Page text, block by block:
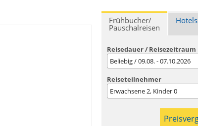
Frühbucher/
Pauschalreisen
Hotels
Reisedauer / Reisezeitraum
Beliebig / 09.08. - 07.10.2026
Reiseteilnehmer
Erwachsene2, Kinder0